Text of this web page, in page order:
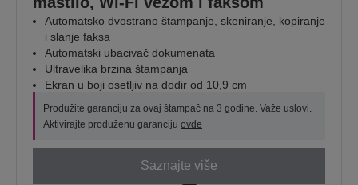
Automatsko dvostrano štampanje, skeniranje, kopiranje
i slanje faksa
Automatski ubacivač dokumenata
Ultravelika brzina štampanja
Ekran u boji osetljiv na dodir od 10,9 cm
Produžite garanciju za ovaj štampač na 3 godine. Važe uslovi.
Aktivirajte produženu garanciju ovde
Saznajte više